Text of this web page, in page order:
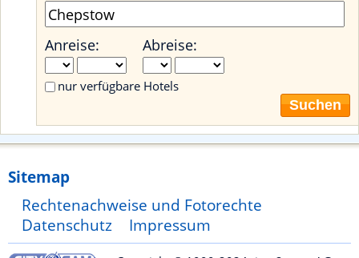
Anreise: Abreise:
nur verfügbare Hotels
Suchen
Sitemap
Rechtenachweise und Fotorechte
Datenschutz
Impressum